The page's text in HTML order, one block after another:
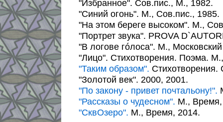
"Избранное". Сов.пис., М., 1982.
"Синий огонь". М., Сов.пис., 1985.
"На этом береге высоком". М.,
"Портрет звука". PROVA
"В логове гóлоса". М.,
"Лицо". Стихотворения. Поэма.
"Таким образом". Стихотворения.
"Золотой век". 2000, 2001.
"По закону - привет почтальону!".
"Рассказы о чудесном". М., Время,
"СквОзеро". М., Время, 2014.